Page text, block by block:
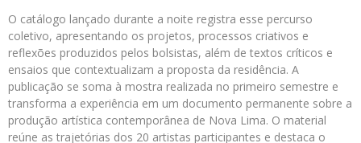
O catálogo lançado durante a noite registra esse percurso
coletivo, apresentando os projetos, processos criativos e
reflexões produzidos pelos bolsistas, além de textos críticos e
ensaios que contextualizam a proposta da residência. A
publicação se soma à mostra realizada no primeiro semestre e
transforma a experiência em um documento permanente sobre a
produção artística contemporânea de Nova Lima. O material
reúne as trajetórias dos 20 artistas participantes e destaca o